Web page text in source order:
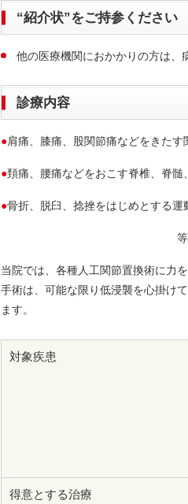
“紹介状”をご持参ください
他の医療機関におかかりの方は、
診療内容
●肩痛、膝痛、股関節痛などをきたす
●頚痛、腰痛などをおこす脊椎、脊髄
●骨折、脱臼、捻挫をはじめとする運
等を対象に診療
当院では、各種人工関節置換術に力
手術は、可能な限り低浸襲を心掛け
ます。
対象疾患
得意とする治療